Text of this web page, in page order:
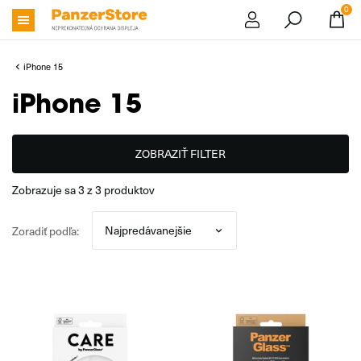
0
iPhone 15
iPhone 15
ZOBRAZIŤ FILTER
zobrazuje sa3 z3 produktov
Zoradiť podľa: